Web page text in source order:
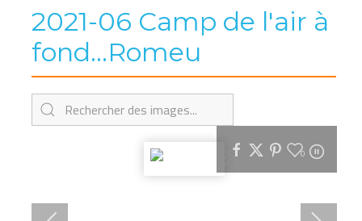
2021-06 Camp de l'air à
fond...Romeu
0